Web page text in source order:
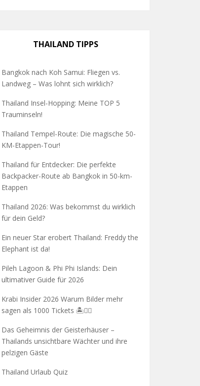
THAILAND TIPPS
Bangkok nach Koh Samui: Fliegen vs.
Landweg – Was lohnt sich wirklich?
Thailand Insel-Hopping: Meine TOP 5
Trauminseln!
Thailand Tempel-Route: Die magische 50-
KM-Etappen-Tour!
Thailand für Entdecker: Die perfekte
Backpacker-Route ab Bangkok in 50-km-
Etappen
Thailand 2026: Was bekommst du wirklich
für dein Geld?
Ein neuer Star erobert Thailand: Freddy the
Elephant ist da!
Pileh Lagoon & Phi Phi Islands: Dein
ultimativer Guide für 2026
Krabi Insider 2026 Warum Bilder mehr
sagen als 1000 Tickets 🏝️🧗‍♂️
Das Geheimnis der Geisterhäuser –
Thailands unsichtbare Wächter und ihre
pelzigen Gäste
Thailand Urlaub Quiz